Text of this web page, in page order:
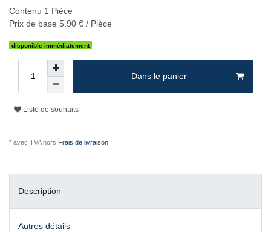
Contenu 1 Pièce
Prix de base 5,90 € / Pièce
disponible immédiatement
Dans le panier
Liste de souhaits
* avec TVA hors Frais de livraison
Description
Autres détails